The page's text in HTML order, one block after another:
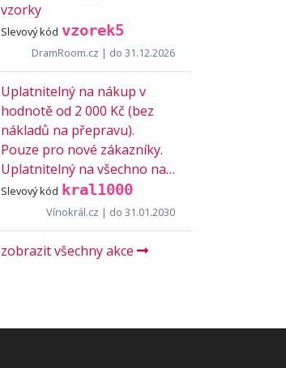
vzorky
Slevový kód vzorek5
DramRoom.cz | do 31.12.2026
Uplatnitelný na nákup v
hodnotě od 2 000 Kč (bez
nákladů na přepravu).
Pouze pro nové zákazníky.
Uplatnitelný na všechno na…
Slevový kód kral1000
Vínokrál.cz | do 31.01.2030
zobrazit všechny akce